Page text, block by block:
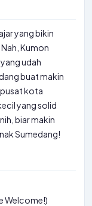
yang bikin
Kumon
udah
buat makin
kota
yang solid
biar makin
Sumedang!
Welcome!)